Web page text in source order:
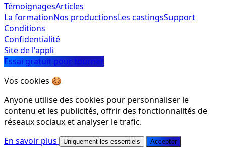
TémoignagesArticles
La formationNos productionsLes castingsSupport
Conditions
Confidentialité
Site de l'appli
Essai gratuit pour tourner
Vos cookies 🍪
Anyone utilise des cookies pour personnaliser le
contenu et les publicités, offrir des fonctionnalités de
réseaux sociaux et analyser le trafic.
En savoir plus
Uniquement les essentiels Accepter